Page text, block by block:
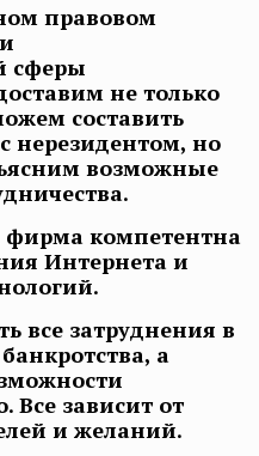
правовом
сферы
не только
составить
нерезидентом, но
возможные
компетентна
Интернета и
затруднения в
а
Все зависит от
и желаний.